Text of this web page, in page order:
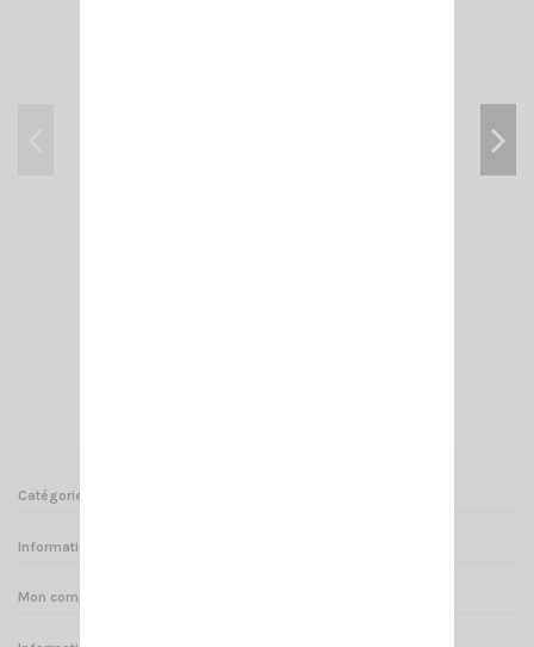
Catégories
Informations
Mon compte